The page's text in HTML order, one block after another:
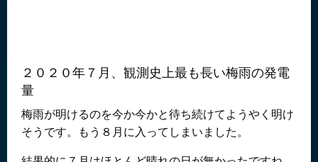
２０２０年７月、観測史上最も長い梅雨の発電
量
梅雨が明けるのを今か今かと待ち続けてようやく明け
そうです。もう８月に入ってしまいました。